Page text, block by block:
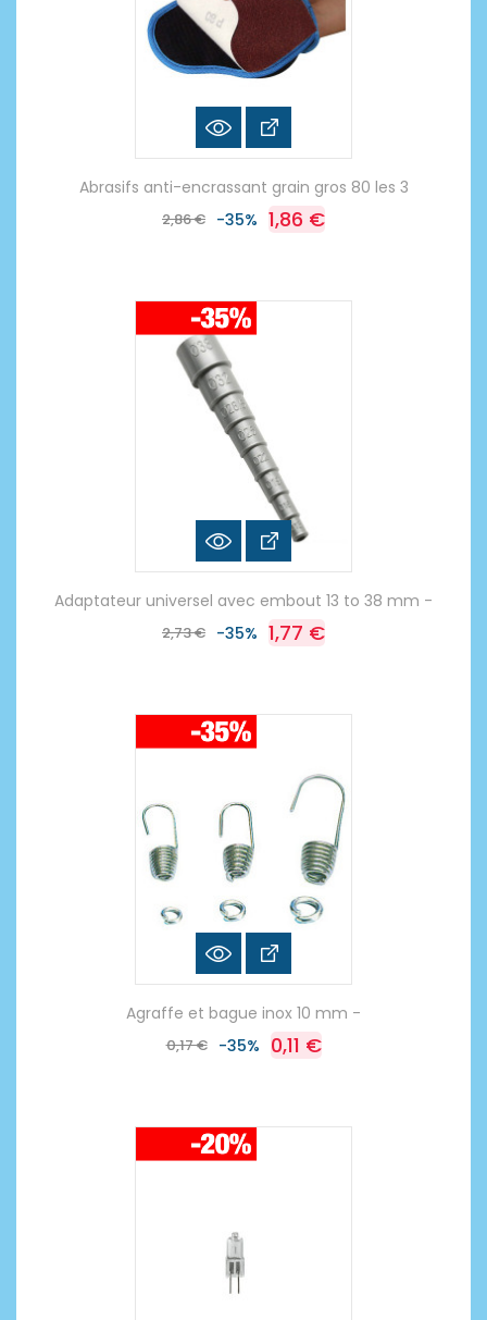
Abrasifs anti-encrassant grain gros 80 les 3
2,86 € -35% 1,86 €
Adaptateur universel avec embout 13 to 38 mm -
2,73 € -35% 1,77 €
Agraffe et bague inox 10 mm -
0,17 € -35% 0,11 €